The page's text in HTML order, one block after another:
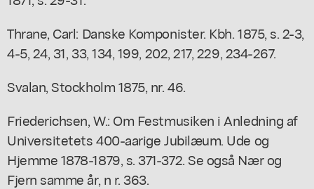
Thrane, Carl: Danske Komponister. Kbh. 1875, s. 2-3,
4-5, 24, 31, 33, 134, 199, 202, 217, 229, 234-267.
Svalan, Stockholm 1875, nr. 46.
Friederichsen, W.: Om Festmusiken i Anledning af
Universitetets 400-aarige Jubilæum. Ude og
Hjemme 1878-1879, s. 371-372. Se også Nær og
Fjern samme år, n r. 363.